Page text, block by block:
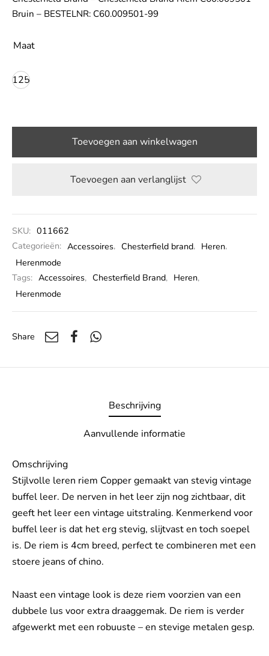
Bruin – BESTELNR: C60.009501-99
Maat
125
Toevoegen aan winkelwagen
Toevoegen aan verlanglijst
SKU: 011662
Categorieën: Accessoires, Chesterfield brand, Heren,
Herenmode
Tags: Accessoires, Chesterfield Brand, Heren,
Herenmode
Share
Beschrijving
Aanvullende informatie
Omschrijving
Stijlvolle leren riem Copper gemaakt van stevig vintage
buffel leer. De nerven in het leer zijn nog zichtbaar, dit
geeft het leer een vintage uitstraling. Kenmerkend voor
buffel leer is dat het erg stevig, slijtvast en toch soepel
is. De riem is 4cm breed, perfect te combineren met een
stoere jeans of chino.
Naast een vintage look is deze riem voorzien van een
dubbele lus voor extra draaggemak. De riem is verder
afgewerkt met een robuuste – en stevige metalen gesp.